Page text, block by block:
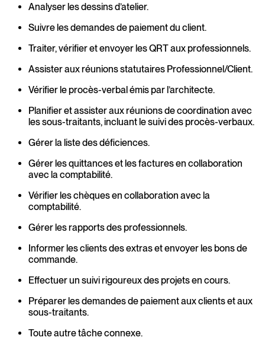
Analyser les dessins d’atelier.
Suivre les demandes de paiement du client.
Traiter, vérifier et envoyer les QRT aux professionnels.
Assister aux réunions statutaires Professionnel/Client.
Vérifier le procès-verbal émis par l’architecte.
Planifier et assister aux réunions de coordination avec
les sous-traitants, incluant le suivi des procès-verbaux.
Gérer la liste des déficiences.
Gérer les quittances et les factures en collaboration
avec la comptabilité.
Vérifier les chèques en collaboration avec la
comptabilité.
Gérer les rapports des professionnels.
Informer les clients des extras et envoyer les bons de
commande.
Effectuer un suivi rigoureux des projets en cours.
Préparer les demandes de paiement aux clients et aux
sous-traitants.
Toute autre tâche connexe.